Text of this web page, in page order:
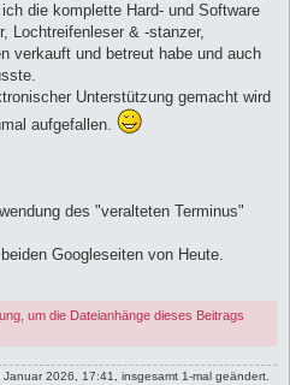
die komplette Hard- und Software
Lochtreifenleser & -stanzer,
verkauft und betreut habe und auch
Unterstützung gemacht wird
aufgefallen.
des "veralteten Terminus"
Googleseiten von Heute.
um die Dateianhänge dieses Beitrags
Januar 2026, 17:41, insgesamt 1-mal geändert.